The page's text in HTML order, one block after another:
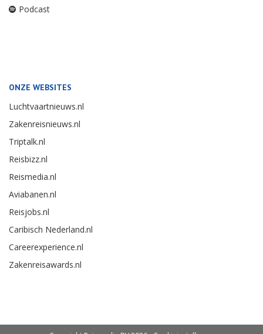
Podcast
ONZE WEBSITES
Luchtvaartnieuws.nl
Zakenreisnieuws.nl
Triptalk.nl
Reisbizz.nl
Reismedia.nl
Aviabanen.nl
Reisjobs.nl
Caribisch Nederland.nl
Careerexperience.nl
Zakenreisawards.nl